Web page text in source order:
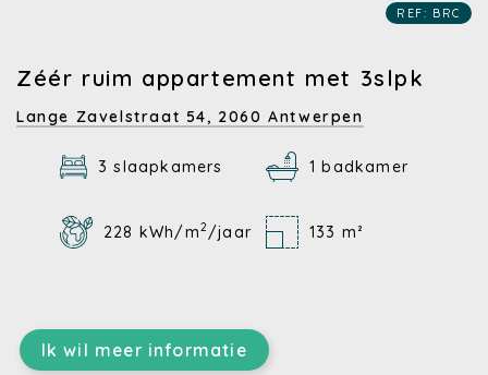
REF: BRC
Zéér ruim appartement met 3slpk
Lange Zavelstraat 54, 2060 Antwerpen
3 slaapkamers 1 badkamer
228 kWh/m2 /jaar 133 m²
Ik wil meer informatie